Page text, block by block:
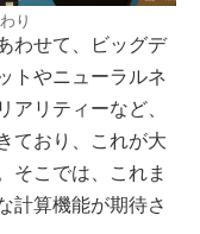
り
わせて、ビッグデ
トやニューラルネ
アリティーなど、
ており、これが大
そこでは、これま
計算機能が期待さ